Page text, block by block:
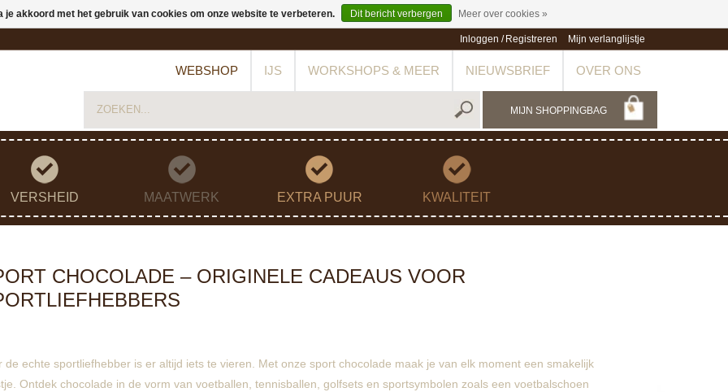
Inloggen / Registreren Mijn verlanglijstje
WEBSHOP IJS WORKSHOPS & MEER NIEUWSBRIEF OVER ONS
MIJN SHOPPINGBAG
VERSHEID MAATWERK EXTRA PUUR KWALITEIT
CHOCOLADE – ORIGINELE CADEAUS VOOR
de echte sportliefhebber is er altijd iets te vieren. Met onze sport chocolade maak je van elk moment een smakelijk
Ontdek chocolade in de vorm van voetballen, tennisballen, golfsets en sportsymbolen zoals een voetbalschoen
je akkoord met het gebruik van cookies om onze website te verbeteren. Dit bericht verbergen Meer over cookies »